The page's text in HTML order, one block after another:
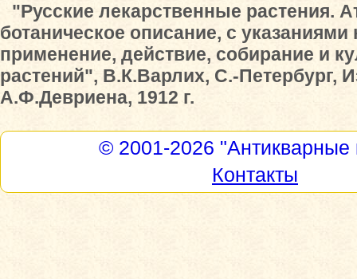
"Русские лекарственные растения.
ботаническое описание, с указаниями
применение, действие, собирание и
растений", В.К.Варлих, С.-Петербург,
А.Ф.Девриена, 1912 г.
© 2001-2026 "Антикварные
Контакты